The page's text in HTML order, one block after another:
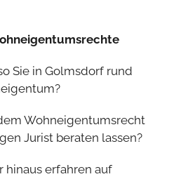
Sie in Golmsdorf rund
Wohneigentumsrecht
Jurist beraten lassen?
hinaus erfahren auf